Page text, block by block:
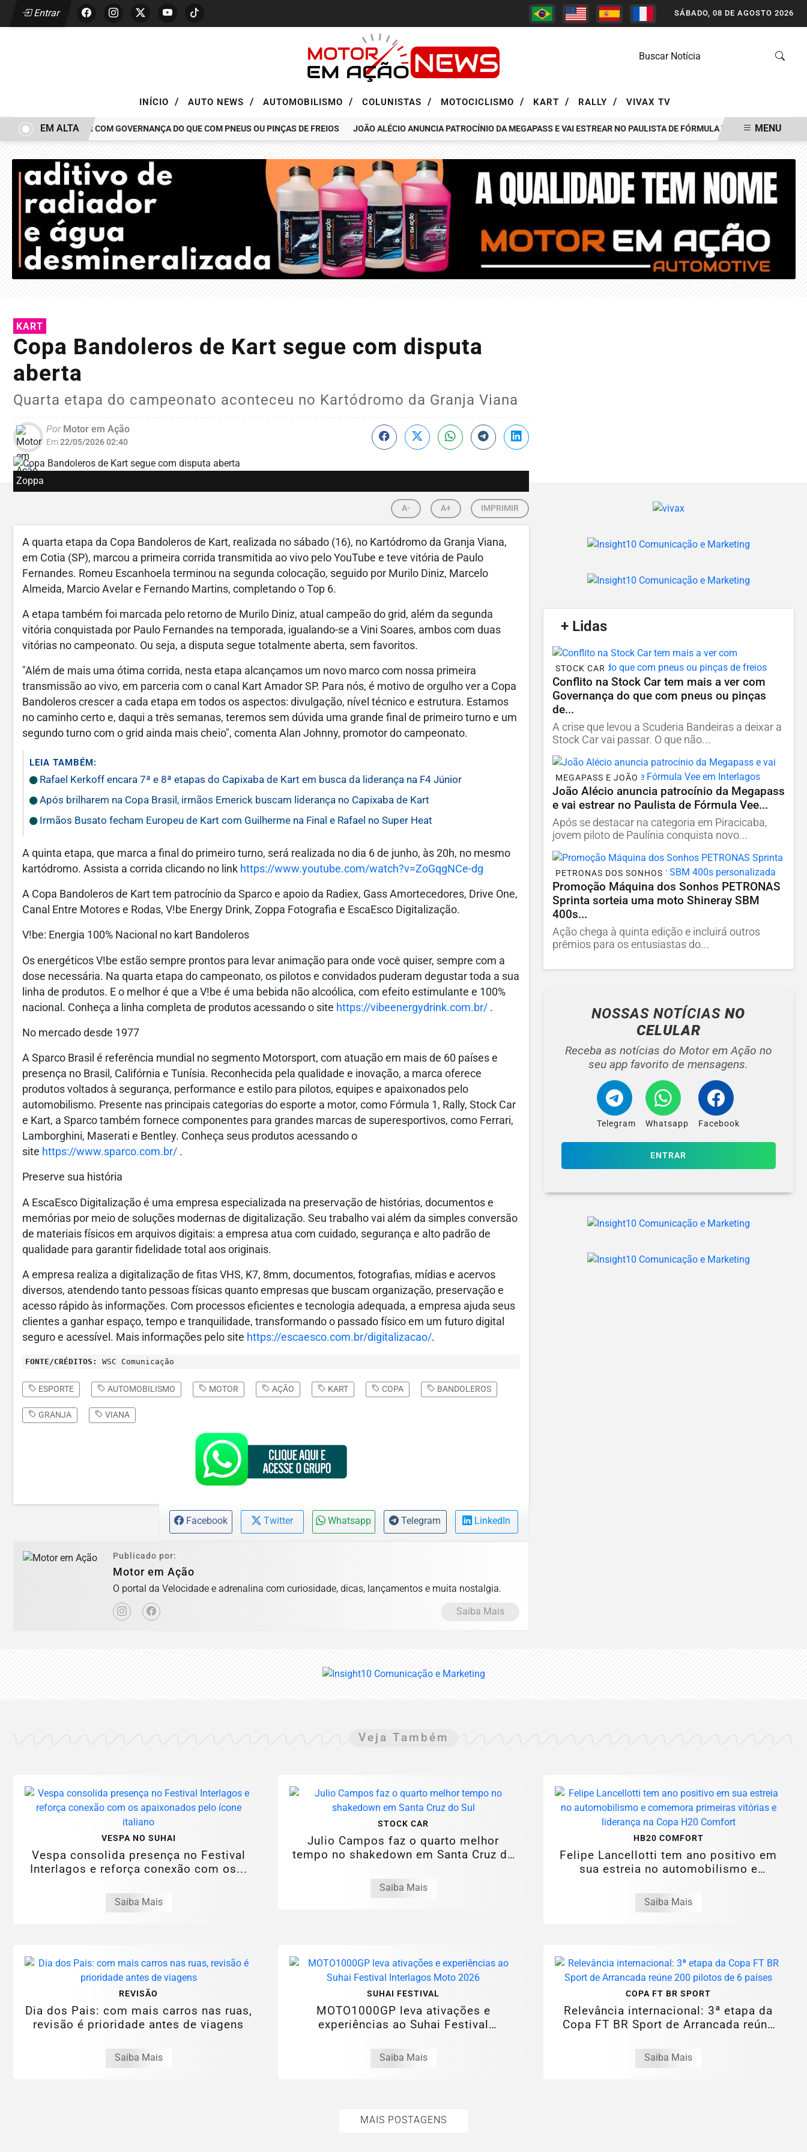
Entrar SÁBADO, 08 DE AGOSTO 2026
INÍCIO / AUTO NEWS / AUTOMOBILISMO / COLUNISTAS / MOTOCICLISMO / KART / RALLY / VIVAX TV
TEM MAIS A VER COM GOVERNANÇA DO QUE COM PNEUS OU PINÇAS DE FREIOS JOÃO ALÉCIO ANUNCIA PATROCÍNIO DA MEGAPASS E VAI ESTREAR NO PAULISTA DE FÓRMULA VEE EM INTERLAGOS
EM ALTA MENU
KART
Copa Bandoleros de Kart segue com disputa
aberta
Quarta etapa do campeonato aconteceu no Kartódromo da Granja Viana
PorMotor em Ação
Em22/05/2026 02:40
Zoppa
A- A+ IMPRIMIR
A quarta etapa da Copa Bandoleros de Kart, realizada no sábado (16), no Kartódromo da Granja Viana,
em Cotia (SP), marcou a primeira corrida transmitida ao vivo pelo YouTube e teve vitória de Paulo
Fernandes. Romeu Escanhoela terminou na segunda colocação, seguido por Murilo Diniz, Marcelo
Almeida, Marcio Avelar e Fernando Martins, completando o Top 6.
A etapa também foi marcada pelo retorno de Murilo Diniz, atual campeão do grid, além da segunda
vitória conquistada por Paulo Fernandes na temporada, igualando-se a Vini Soares, ambos com duas
vitórias no campeonato. Ou seja, a disputa segue totalmente aberta, sem favoritos.
"Além de mais uma ótima corrida, nesta etapa alcançamos um novo marco com nossa primeira
transmissão ao vivo, em parceria com o canal Kart Amador SP. Para nós, é motivo de orgulho ver a Copa
Bandoleros crescer a cada etapa em todos os aspectos: divulgação, nível técnico e estrutura. Estamos
no caminho certo e, daqui a três semanas, teremos sem dúvida uma grande final de primeiro turno e um
segundo turno com o grid ainda mais cheio", comenta Alan Johnny, promotor do campeonato.
LEIA TAMBÉM:
Rafael Kerkoff encara 7ª e 8ª etapas do Capixaba de Kart em busca da liderança na F4 Júnior
Após brilharem na Copa Brasil, irmãos Emerick buscam liderança no Capixaba de Kart
Irmãos Busato fecham Europeu de Kart com Guilherme na Final e Rafael no Super Heat
A quinta etapa, que marca a final do primeiro turno, será realizada no dia 6 de junho, às 20h, no mesmo
kartódromo. Assista a corrida clicando no link https://www.youtube.com/watch?v=ZoGqgNCe-dg
A Copa Bandoleros de Kart tem patrocínio da Sparco e apoio da Radiex, Gass Amortecedores, Drive One,
Canal Entre Motores e Rodas, V!be Energy Drink, Zoppa Fotografia e EscaEsco Digitalização.
V!be: Energia 100% Nacional no kart Bandoleros
Os energéticos V!be estão sempre prontos para levar animação para onde você quiser, sempre com a
dose necessária. Na quarta etapa do campeonato, os pilotos e convidados puderam degustar toda a sua
linha de produtos. E o melhor é que a V!be é uma bebida não alcoólica, com efeito estimulante e 100%
nacional. Conheça a linha completa de produtos acessando o site https://vibeenergydrink.com.br/ .
No mercado desde 1977
A Sparco Brasil é referência mundial no segmento Motorsport, com atuação em mais de 60 países e
presença no Brasil, Califórnia e Tunísia. Reconhecida pela qualidade e inovação, a marca oferece
produtos voltados à segurança, performance e estilo para pilotos, equipes e apaixonados pelo
automobilismo. Presente nas principais categorias do esporte a motor, como Fórmula 1, Rally, Stock Car
e Kart, a Sparco também fornece componentes para grandes marcas de superesportivos, como Ferrari,
Lamborghini, Maserati e Bentley. Conheça seus produtos acessando o
site https://www.sparco.com.br/ .
Preserve sua história
A EscaEsco Digitalização é uma empresa especializada na preservação de histórias, documentos e
memórias por meio de soluções modernas de digitalização. Seu trabalho vai além da simples conversão
de materiais físicos em arquivos digitais: a empresa atua com cuidado, segurança e alto padrão de
qualidade para garantir fidelidade total aos originais.
A empresa realiza a digitalização de fitas VHS, K7, 8mm, documentos, fotografias, mídias e acervos
diversos, atendendo tanto pessoas físicas quanto empresas que buscam organização, preservação e
acesso rápido às informações. Com processos eficientes e tecnologia adequada, a empresa ajuda seus
clientes a ganhar espaço, tempo e tranquilidade, transformando o passado físico em um futuro digital
seguro e acessível. Mais informações pelo site https://escaesco.com.br/digitalizacao/.
FONTE/CRÉDITOS: WSC Comunicação
ESPORTE AUTOMOBILISMO MOTOR AÇÃO KART COPA BANDOLEROS
GRANJA VIANA
Facebook Twitter Whatsapp Telegram LinkedIn
Publicado por:
Motor em Ação
O portal da Velocidade e adrenalina com curiosidade, dicas, lançamentos e muita nostalgia.
Saiba Mais
+ Lidas
STOCK CAR
Conflito na Stock Car tem mais a ver com
Governança do que com pneus ou pinças
de...
A crise que levou a Scuderia Bandeiras a deixar a
Stock Car vai passar. O que não...
MEGAPASS E JOÃO
João Alécio anuncia patrocínio da Megapass
e vai estrear no Paulista de Fórmula Vee...
Após se destacar na categoria em Piracicaba,
jovem piloto de Paulínia conquista novo...
PETRONAS DOS SONHOS
Promoção Máquina dos Sonhos PETRONAS
Sprinta sorteia uma moto Shineray SBM
400s...
Ação chega à quinta edição e incluirá outros
prêmios para os entusiastas do...
NOSSAS NOTÍCIASNO
CELULAR
Receba as notícias do Motor em Ação no
seu app favorito de mensagens.
Telegram Whatsapp Facebook
ENTRAR
Veja Também
VESPA NO SUHAI
Vespa consolida presença no Festival
Interlagos e reforça conexão com os...
Saiba Mais
STOCK CAR
Julio Campos faz o quarto melhor
tempo no shakedown em Santa Cruz do
Saiba Mais
HB20 COMFORT
Felipe Lancellotti tem ano positivo em
sua estreia no automobilismo e
Saiba Mais
REVISÃO
Dia dos Pais: com mais carros nas ruas,
revisão é prioridade antes de viagens
Saiba Mais
SUHAI FESTIVAL
MOTO1000GP leva ativações e
experiências ao Suhai Festival
Saiba Mais
COPA FT BR SPORT
Relevância internacional: 3ª etapa da
Copa FT BR Sport de Arrancada reúne
Saiba Mais
MAIS POSTAGENS